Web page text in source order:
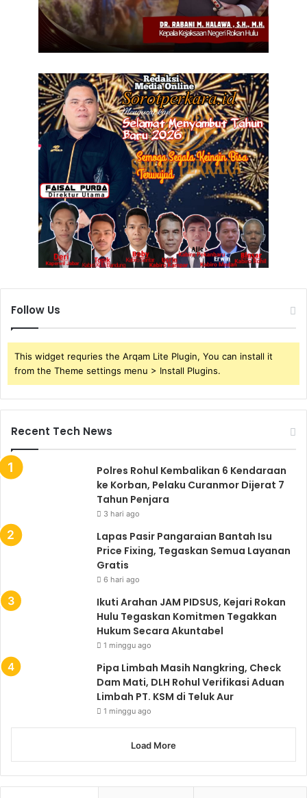
Follow Us
This widget requries the Arqam Lite Plugin, You can install it
from the Theme settings menu > Install Plugins.
Recent Tech News
Polres Rohul Kembalikan 6 Kendaraan
ke Korban, Pelaku Curanmor Dijerat 7
Tahun Penjara
3 hari ago
Lapas Pasir Pangaraian Bantah Isu
Price Fixing, Tegaskan Semua Layanan
Gratis
6 hari ago
Ikuti Arahan JAM PIDSUS, Kejari Rokan
Hulu Tegaskan Komitmen Tegakkan
Hukum Secara Akuntabel
1 minggu ago
Pipa Limbah Masih Nangkring, Check
Dam Mati, DLH Rohul Verifikasi Aduan
Limbah PT. KSM di Teluk Aur
1 minggu ago
Load More